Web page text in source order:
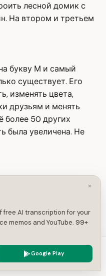
лесной домик с
На втором и третьем
букву М и самый
существует. Его
изменять цвета,
друзьям и менять
более 50 других
была увеличена. Не
или поставить
и какие речи могут
Фурнитура есть и
маленькая, так и
Ну и, наконец-то,
×
free AI transcription for your
memos and YouTube. 99+
Google Play